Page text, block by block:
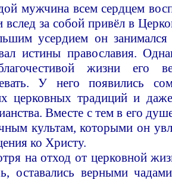
мужчина всем сердцем
вслед за собой привёл в
усердием он
истины православия.
жизни его
У него появились
церковных традиций и
Вместе с тем в его
культам, которыми он
ко Христу.
на отход от церковной
оставались верными